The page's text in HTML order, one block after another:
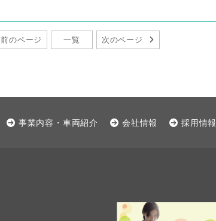
前のページ 一覧 次のページ
事業内容・車両紹介 会社情報 採用情報